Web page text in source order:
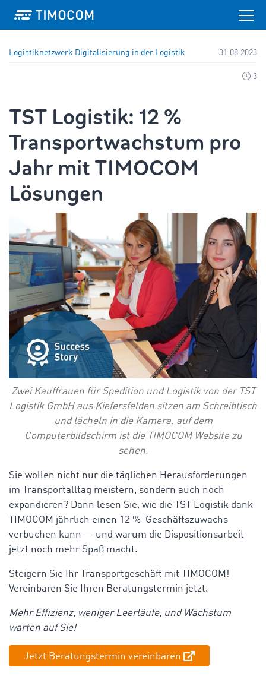
Logistiknetzwerk Digitalisierung in der Logistik 31.08.2023
3
TST Logistik: 12 %
Transportwachstum pro
Jahr mit TIMOCOM
Lösungen
Zwei Kauffrauen für Spedition und Logistik von der TST
Logistik GmbH aus Kiefersfelden sitzen am Schreibtisch
und lächeln in die Kamera. auf dem
Computerbildschirm ist die TIMOCOM Website zu
sehen.
Sie wollen nicht nur die täglichen Herausforderungen
im Transportalltag meistern, sondern auch noch
expandieren? Dann lesen Sie, wie die TST Logistik dank
TIMOCOM jährlich einen 12 % Geschäftszuwachs
verbuchen kann — und warum die Dispositionsarbeit
jetzt noch mehr Spaß macht.
Steigern Sie Ihr Transportgeschäft mit TIMOCOM!
Vereinbaren Sie Ihren Beratungstermin jetzt.
Mehr Effizienz, weniger Leerläufe, und Wachstum
warten auf Sie!
Jetzt Beratungstermin vereinbaren